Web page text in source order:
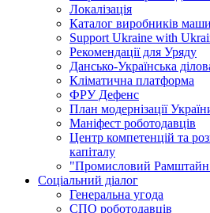
Локалізація
Каталог виробників
Support Ukraine with
Рекомендації для Уряду
Дансько-Українська
Кліматична платформа
ФРУ Дефенс
План модернізації
Маніфест роботодавців
Центр компетенцій та
капіталу
"Промисловий
Соціальний діалог
Генеральна угода
СПО роботодавців